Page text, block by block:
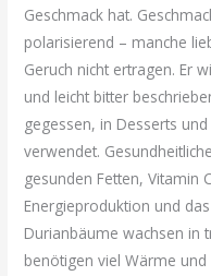
Geschmack hat.
polarisierend – manche
Geruch nicht ertragen. Er
und leicht bitter
gegessen, in Desserts
verwendet.
gesunden Fetten, Vitamin
Energieproduktion und
Durianbäume wachsen in
benötigen viel Wärme und